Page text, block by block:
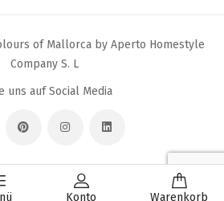
of Mallorca by Aperto Homestyle
Company S. L
uns auf Social Media
Konto Warenkorb